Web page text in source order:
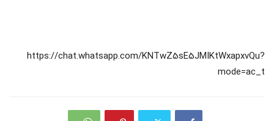
https://chat.whatsapp.com/KNTwZ5sE5JMIKtWxapxvQu?
mode=ac_t